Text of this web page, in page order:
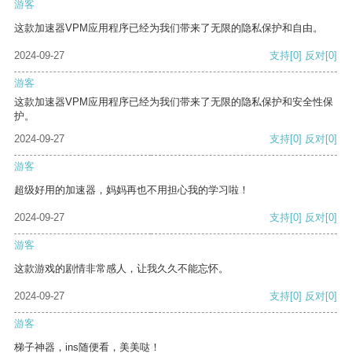
游客
这款加速器VPM应用程序已经为我们带来了无限的隐私保护和自由。
2024-09-27 支持[0] 反对[0]
游客
这款加速器VPM应用程序已经为我们带来了无限的隐私保护和安全性保
护。
2024-09-27
支持[0] 反对[0]
游客
超级好用的加速器，妈妈再也不用担心我的学习啦！
2024-09-27 支持[0] 反对[0]
游客
这款游戏的剧情非常感人，让我久久不能忘怀。
2024-09-27 支持[0] 反对[0]
游客
梯子神器，ins随便看，美美哒！